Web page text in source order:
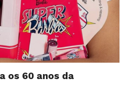
os 60 anos da